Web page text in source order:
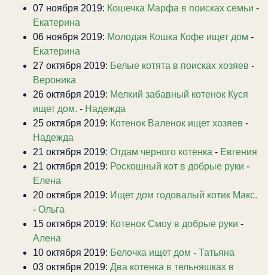
07 ноября 2019: Кошечка Марфа в поисках семьи -
Екатерина
06 ноября 2019: Молодая Кошка Кофе ищет дом -
Екатерина
27 октября 2019: Белые котята в поисках хозяев -
Вероника
26 октября 2019: Мелкий забавный котенок Куся
ищет дом. - Надежда
25 октября 2019: Котенок Валенок ищет хозяев -
Надежда
21 октября 2019: Отдам черного котенка - Евгения
21 октября 2019: Роскошный кот в добрые руки -
Елена
20 октября 2019: Ищет дом годовалый котик Макс.
- Ольга
15 октября 2019: Котенок Смоу в добрые руки -
Алена
10 октября 2019: Белочка ищет дом - Татьяна
03 октября 2019: Два котенка в тельняшках в